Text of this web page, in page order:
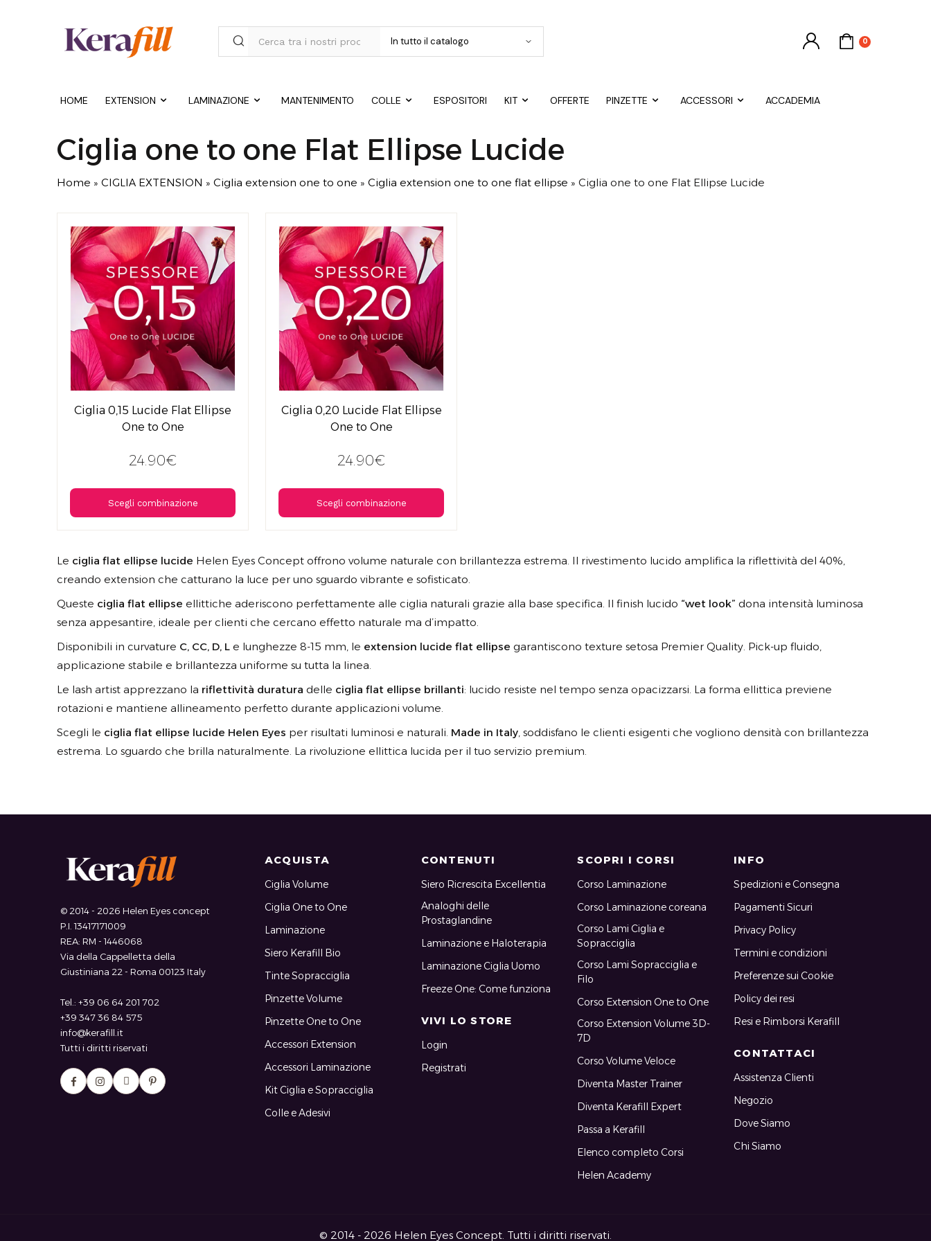
0
HOME EXTENSION LAMINAZIONE MANTENIMENTO COLLE ESPOSITORI KIT OFFERTE PINZETTE ACCESSORI ACCADEMIA
Ciglia one to one Flat Ellipse Lucide
Home » CIGLIA EXTENSION » Ciglia extension one to one » Ciglia extension one to one flat ellipse » Ciglia one to one Flat Ellipse Lucide
Ciglia 0,15 Lucide Flat Ellipse
One to One
24.90€
Scegli combinazione
Ciglia 0,20 Lucide Flat Ellipse
One to One
24.90€
Scegli combinazione
Le ciglia flat ellipse lucide Helen Eyes Concept offrono volume naturale con brillantezza estrema. Il rivestimento lucido amplifica la riflettività del 40%,
creando extension che catturano la luce per uno sguardo vibrante e sofisticato.
Queste ciglia flat ellipse ellittiche aderiscono perfettamente alle ciglia naturali grazie alla base specifica. Il finish lucido “wet look” dona intensità luminosa
senza appesantire, ideale per clienti che cercano effetto naturale ma d’impatto.
Disponibili in curvature C, CC, D, L e lunghezze 8-15 mm, le extension lucide flat ellipse garantiscono texture setosa Premier Quality. Pick-up fluido,
applicazione stabile e brillantezza uniforme su tutta la linea.
Le lash artist apprezzano la riflettività duratura delle ciglia flat ellipse brillanti: lucido resiste nel tempo senza opacizzarsi. La forma ellittica previene
rotazioni e mantiene allineamento perfetto durante applicazioni volume.
Scegli le ciglia flat ellipse lucide Helen Eyes per risultati luminosi e naturali. Made in Italy, soddisfano le clienti esigenti che vogliono densità con brillantezza
estrema. Lo sguardo che brilla naturalmente. La rivoluzione ellittica lucida per il tuo servizio premium.
© 2014 - 2026 Helen Eyes concept
P.I. 13417171009
REA: RM - 1446068
Via della Cappelletta della
Giustiniana 22 - Roma 00123 Italy
Tel.: +39 06 64 201 702
+39 347 36 84 575
info@kerafill.it
Tutti i diritti riservati
ACQUISTA
Ciglia Volume
Ciglia One to One
Laminazione
Siero Kerafill Bio
Tinte Sopracciglia
Pinzette Volume
Pinzette One to One
Accessori Extension
Accessori Laminazione
Kit Ciglia e Sopracciglia
Colle e Adesivi
CONTENUTI
Siero Ricrescita Excellentia
Analoghi delle
Prostaglandine
Laminazione e Haloterapia
Laminazione Ciglia Uomo
Freeze One: Come funziona
VIVI LO STORE
Login
Registrati
SCOPRI I CORSI
Corso Laminazione
Corso Laminazione coreana
Corso Lami Ciglia e
Sopracciglia
Corso Lami Sopracciglia e
Filo
Corso Extension One to One
Corso Extension Volume 3D-
7D
Corso Volume Veloce
Diventa Master Trainer
Diventa Kerafill Expert
Passa a Kerafill
Elenco completo Corsi
Helen Academy
INFO
Spedizioni e Consegna
Pagamenti Sicuri
Privacy Policy
Termini e condizioni
Preferenze sui Cookie
Policy dei resi
Resi e Rimborsi Kerafill
CONTATTACI
Assistenza Clienti
Negozio
Dove Siamo
Chi Siamo
© 2014 - 2026 Helen Eyes Concept. Tutti i diritti riservati.